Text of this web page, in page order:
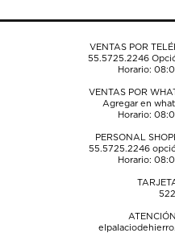
VENTAS POR
55.5725.2246
Horario:
VENTAS POR
Agregar en
Horario:
PERSONAL
55.5725.2246
Horario: